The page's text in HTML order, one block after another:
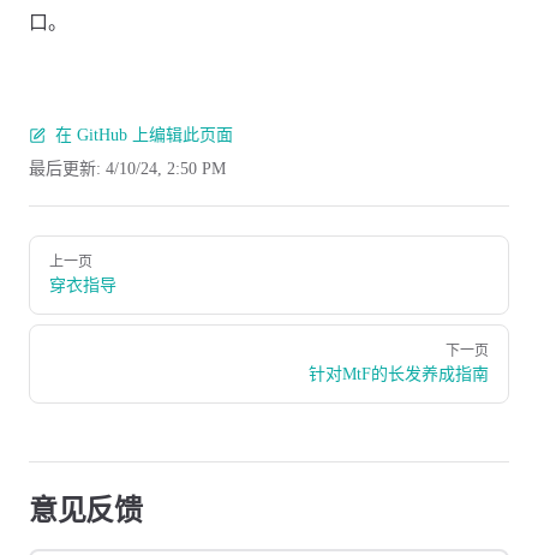
口。
在 GitHub 上编辑此页面
最后更新: 4/10/24, 2:50 PM
Pager
上一页
穿衣指导
下一页
针对MtF的长发养成指南
意见反馈